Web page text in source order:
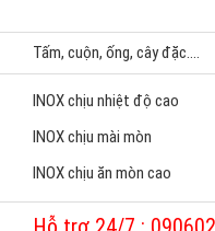
Tấm, cuộn, ống, cây đặc….
INOX chịu nhiệt độ cao
INOX chịu mài mòn
INOX chịu ăn mòn cao